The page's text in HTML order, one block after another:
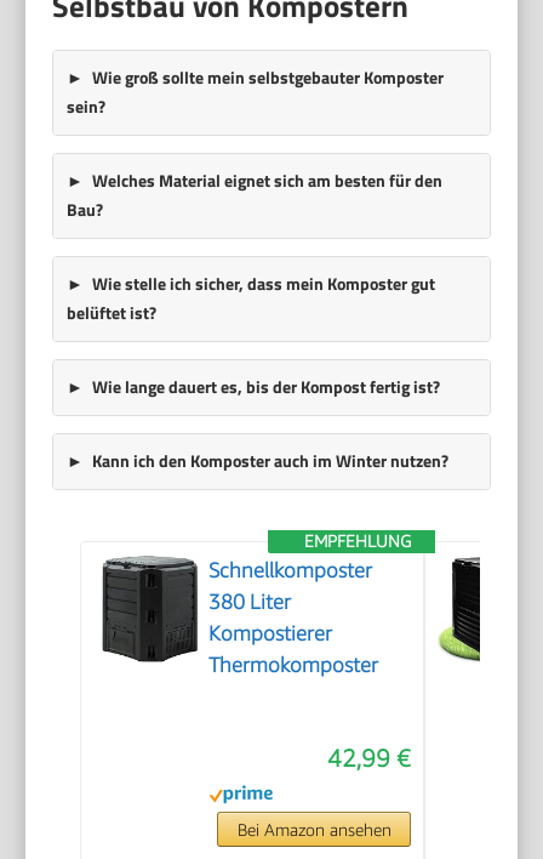
Wie groß sollte mein selbstgebauter Komposter
sein?
Welches Material eignet sich am besten für den
Bau?
Wie stelle ich sicher, dass mein Komposter gut
belüftet ist?
Wie lange dauert es, bis der Kompost fertig ist?
Kann ich den Komposter auch im Winter nutzen?
EMPFEHLUNG
Schnellkomposter
380 Liter
Kompostierer
Thermokomposter
42,99 €
Bei Amazon ansehen